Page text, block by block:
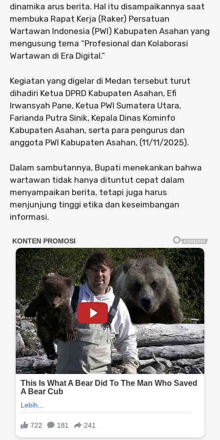
dinamika arus berita. Hal itu disampaikannya saat
membuka Rapat Kerja (Raker) Persatuan
Wartawan Indonesia (PWI) Kabupaten Asahan yang
mengusung tema “Profesional dan Kolaborasi
Wartawan di Era Digital.”
Kegiatan yang digelar di Medan tersebut turut
dihadiri Ketua DPRD Kabupaten Asahan, Efi
Irwansyah Pane, Ketua PWI Sumatera Utara,
Farianda Putra Sinik, Kepala Dinas Kominfo
Kabupaten Asahan, serta para pengurus dan
anggota PWI Kabupaten Asahan, (11/11/2025).
Dalam sambutannya, Bupati menekankan bahwa
wartawan tidak hanya dituntut cepat dalam
menyampaikan berita, tetapi juga harus
menjunjung tinggi etika dan keseimbangan
informasi.